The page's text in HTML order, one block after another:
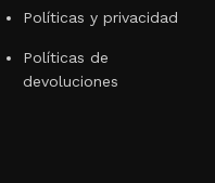
Políticas y privacidad
Políticas de
devoluciones